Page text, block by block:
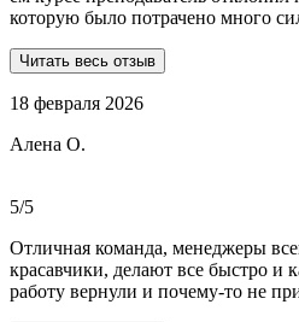
которую было потрачено много
обратился в Dist-help. Первый раз, были опасения и по срокам,
Ребята большие профессионалы,
Общение вызвало только
Читать весь отзыв
18 февраля 2026
Алена О.
5/5
Отличная команда, менеджеры
красавчики, делают все быстро и
работу вернули и почему-то не